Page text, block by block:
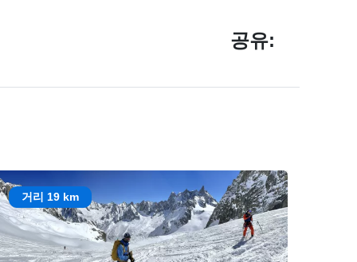
공유:
거리 19 km